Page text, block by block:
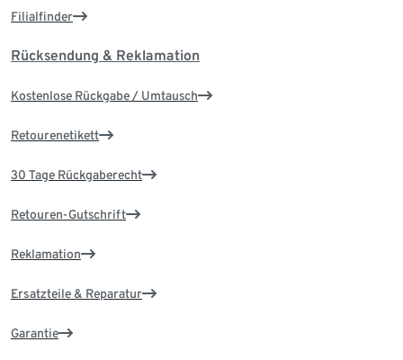
Filialfinder
Rücksendung & Reklamation
Kostenlose Rückgabe / Umtausch
Retourenetikett
30 Tage Rückgaberecht
Retouren-Gutschrift
Reklamation
Ersatzteile & Reparatur
Garantie